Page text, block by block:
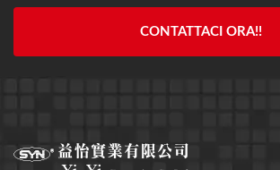
CONTATTACI ORA!!